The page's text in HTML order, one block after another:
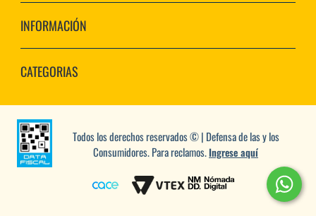
INFORMACIÓN
CATEGORIAS
Todos los derechos reservados © | Defensa de las y los
Consumidores. Para reclamos.Ingrese aquí